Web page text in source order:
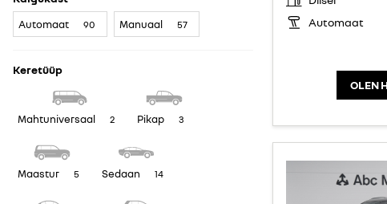
Automaat 90 Manuaal 57
Keretüüp
Mahtuniversaal 2 Pikap 3
Maastur 5 Sedaan 14
Automaat
OLEN